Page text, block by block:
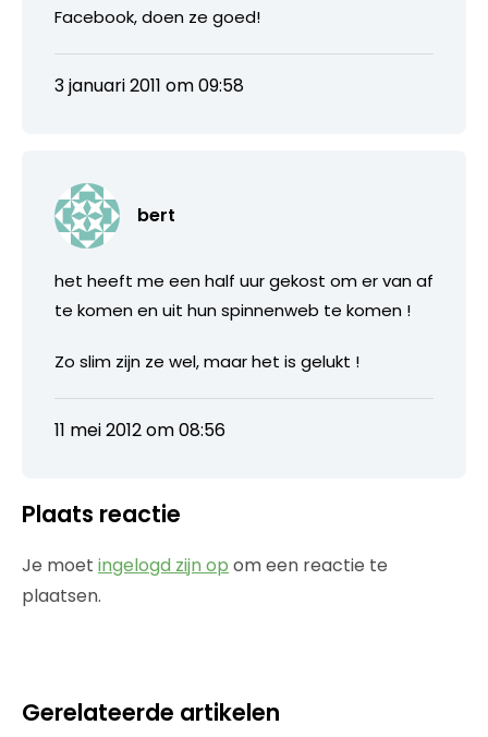
Facebook, doen ze goed!
3 januari 2011 om 09:58
bert
het heeft me een half uur gekost om er van af
te komen en uit hun spinnenweb te komen !
Zo slim zijn ze wel, maar het is gelukt !
11 mei 2012 om 08:56
Plaats reactie
Je moet ingelogd zijn op om een reactie te
plaatsen.
Gerelateerde artikelen